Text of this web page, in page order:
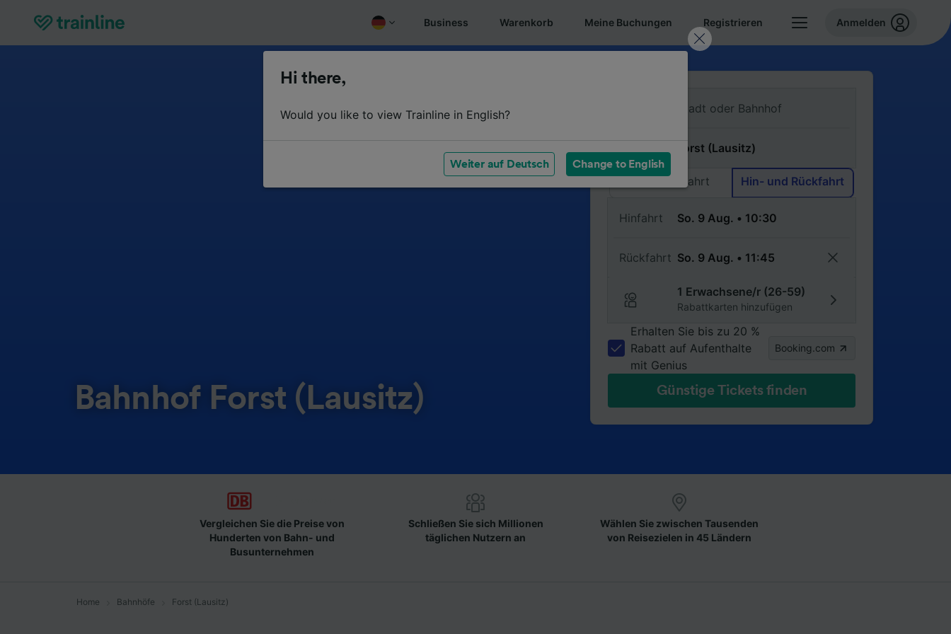
Business Warenkorb Meine Buchungen Registrieren Anmelden
Bahnhof Forst (Lausitz)
Einfache Fahrt Hin- und Rückfahrt
Hinfahrt
Rückfahrt
1 Erwachsene/r (26-59)
Rabattkarten hinzufügen
Erhalten Sie bis zu 20 %
Rabatt auf Aufenthalte
mit Genius
Booking.com
Günstige Tickets finden
Vergleichen Sie die Preise von
Hunderten von Bahn- und
Busunternehmen
Schließen Sie sich Millionen
täglichen Nutzern an
Wählen Sie zwischen Tausenden
von Reisezielen in 45 Ländern
Home Bahnhöfe Forst (Lausitz)
Hi there,
Would you like to view Trainline in English?
Weiter auf Deutsch Change to English